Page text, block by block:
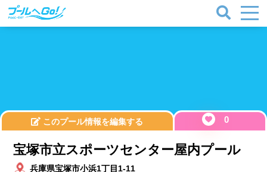
このプール情報を編集する 0
宝塚市立スポーツセンター屋内プール
兵庫県宝塚市小浜1丁目1-11